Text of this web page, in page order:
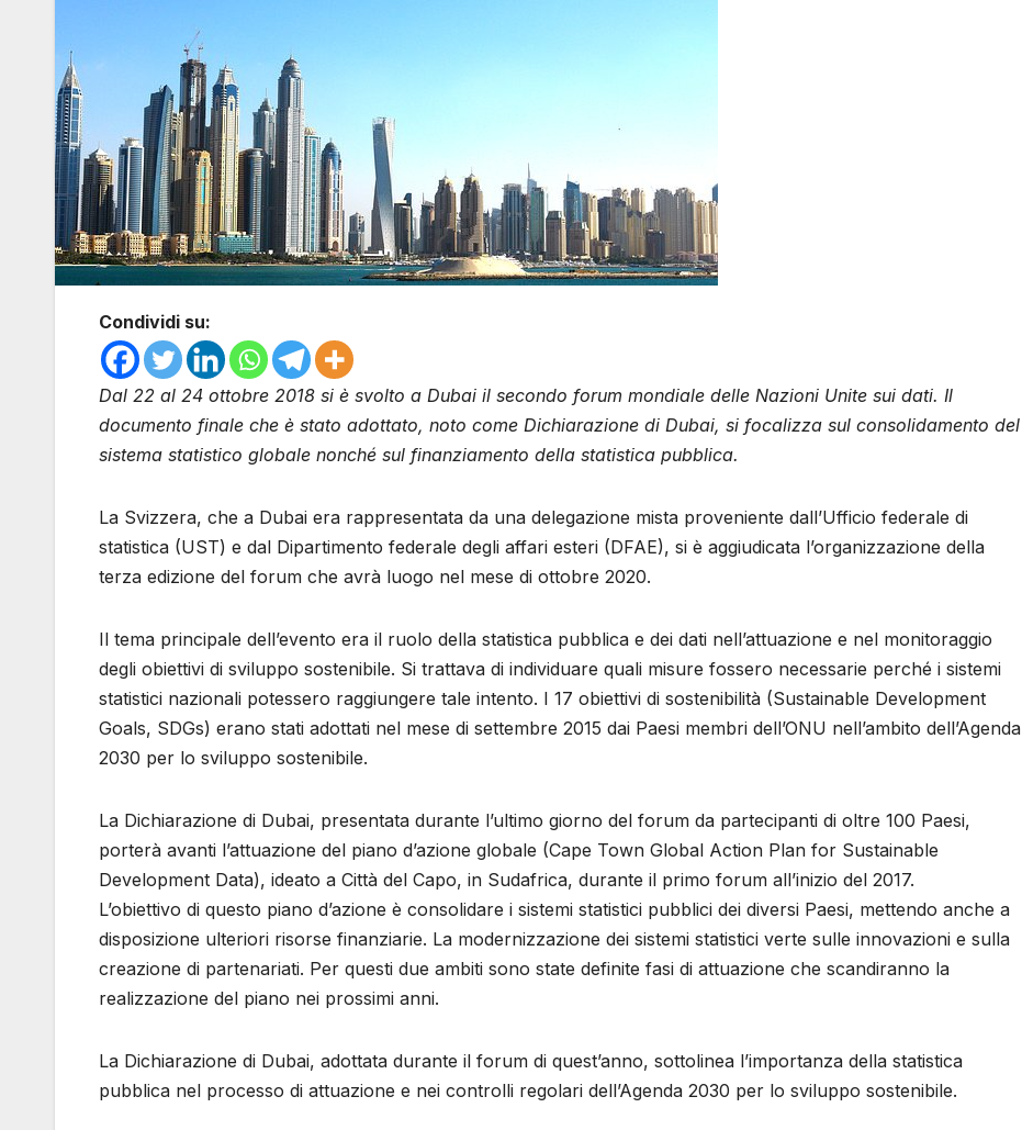
Condividi su:
Dal 22 al 24 ottobre 2018 si è svolto a Dubai il secondo forum mondiale delle Nazioni Unite sui dati. Il
documento finale che è stato adottato, noto come Dichiarazione di Dubai, si focalizza sul consolidamento del
sistema statistico globale nonché sul finanziamento della statistica pubblica.
La Svizzera, che a Dubai era rappresentata da una delegazione mista proveniente dall’Ufficio federale di
statistica (UST) e dal Dipartimento federale degli affari esteri (DFAE), si è aggiudicata l’organizzazione della
terza edizione del forum che avrà luogo nel mese di ottobre 2020.
Il tema principale dell’evento era il ruolo della statistica pubblica e dei dati nell’attuazione e nel monitoraggio
degli obiettivi di sviluppo sostenibile. Si trattava di individuare quali misure fossero necessarie perché i sistemi
statistici nazionali potessero raggiungere tale intento. I 17 obiettivi di sostenibilità (Sustainable Development
Goals, SDGs) erano stati adottati nel mese di settembre 2015 dai Paesi membri dell’ONU nell’ambito dell’Agenda
2030 per lo sviluppo sostenibile.
La Dichiarazione di Dubai, presentata durante l’ultimo giorno del forum da partecipanti di oltre 100 Paesi,
porterà avanti l’attuazione del piano d’azione globale (Cape Town Global Action Plan for Sustainable
Development Data), ideato a Città del Capo, in Sudafrica, durante il primo forum all’inizio del 2017.
L’obiettivo di questo piano d’azione è consolidare i sistemi statistici pubblici dei diversi Paesi, mettendo anche a
disposizione ulteriori risorse finanziarie. La modernizzazione dei sistemi statistici verte sulle innovazioni e sulla
creazione di partenariati. Per questi due ambiti sono state definite fasi di attuazione che scandiranno la
realizzazione del piano nei prossimi anni.
La Dichiarazione di Dubai, adottata durante il forum di quest’anno, sottolinea l’importanza della statistica
pubblica nel processo di attuazione e nei controlli regolari dell’Agenda 2030 per lo sviluppo sostenibile.